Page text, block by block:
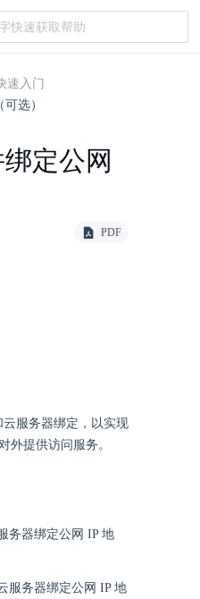
速入门
选）
定公网
PDF
服务器绑定，以实现
外提供访问服务。
务器绑定公网 IP 地
服务器绑定公网 IP 地